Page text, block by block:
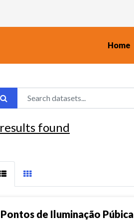
Home
results found
Pontos de Iluminação Púbica